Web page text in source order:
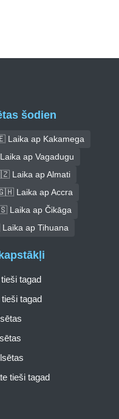
šodien
ap Kakamega
ap Vagadugu
Laika ap Almati
Laika ap Accra
Laika ap Čikāga
ap Tihuana
tagad
tagad
tieši tagad